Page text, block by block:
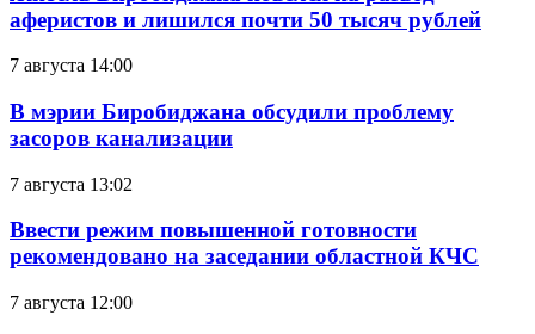
аферистов и лишился почти 50 тысяч рублей
7 августа 14:00
В мэрии Биробиджана обсудили проблему
засоров канализации
7 августа 13:02
Ввести режим повышенной готовности
рекомендовано на заседании областной КЧС
7 августа 12:00